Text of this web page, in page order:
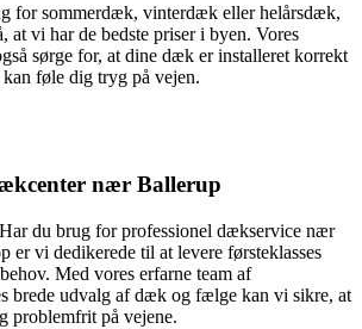
for sommerdæk, vinterdæk eller helårsdæk,
at vi har de bedste priser i byen. Vores
sørge for, at dine dæk er installeret korrekt
føle dig tryg på vejen.
nær Ballerup
du brug for professionel dækservice nær
er vi dedikerede til at levere førsteklasses
Med vores erfarne team af
brede udvalg af dæk og fælge kan vi sikre, at
problemfrit på vejene.